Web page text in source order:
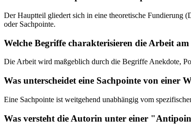
Der Hauptteil gliedert sich in eine theoretische Fundierung
oder Sachpointe.
Welche Begriffe charakterisieren die Arbeit am
Die Arbeit wird maßgeblich durch die Begriffe Anekdote,
Was unterscheidet eine Sachpointe von einer
Eine Sachpointe ist weitgehend unabhängig vom
Was versteht die Autorin unter einer